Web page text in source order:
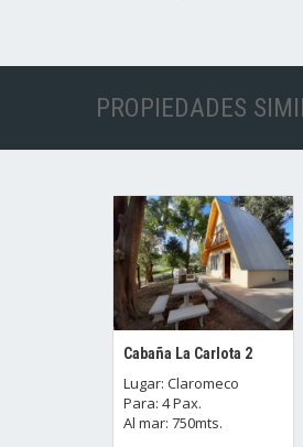
PROPIEDADES
Cabaña La Carlota 2
Lugar: Claromeco
Para: 4 Pax.
Al mar: 750mts.